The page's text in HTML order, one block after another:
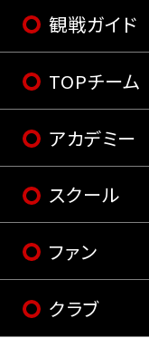
観戦ガイド
TOPチーム
アカデミー
スクール
ファン
クラブ